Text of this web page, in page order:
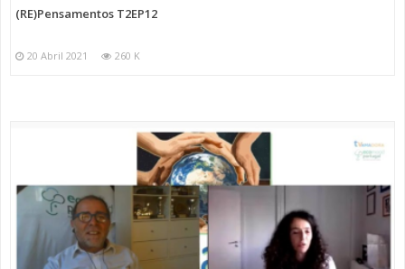
(RE)Pensamentos T2EP12
20 Abril 2021 260 K